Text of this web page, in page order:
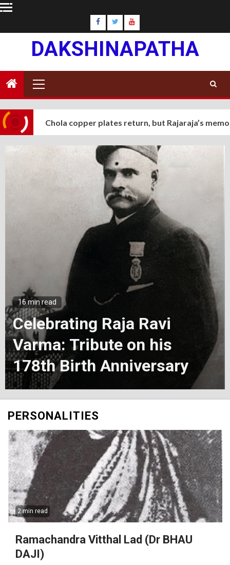
Skip
content
DAKSHINAPATHA
Menu
Chola copper plates return, but Rajaraja’s
Raja Ravi
on his
Anniversary
PERSONALITIES
2 min read
Ramachandra Vitthal Lad (Dr BHAU
DAJI)